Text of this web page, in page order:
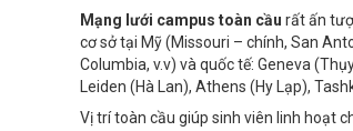
Mạng lưới campus toàn cầu rất ấn
cơ sở tại Mỹ (Missouri – chính, San
Columbia, v.v) và quốc tế: Geneva
Leiden (Hà Lan), Athens (Hy Lạp),
Vị trí toàn cầu giúp sinh viên linh hoạt